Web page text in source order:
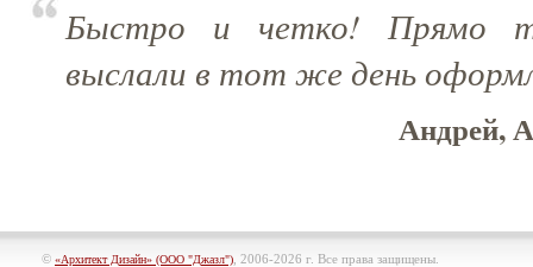
Быстро и четко! Прямо
выслали в тот же день
Андрей,
© «Архитект Дизайн» (ООО "Джазл") , 2006-2026 г. Все права защищены.